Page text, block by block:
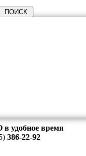
в удобное время
386-22-92